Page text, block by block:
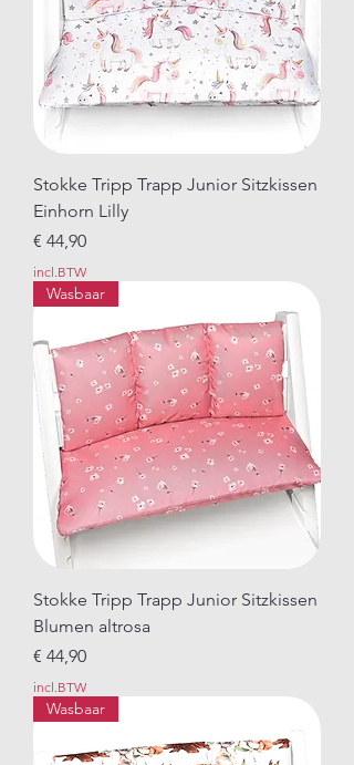
Stokke Tripp Trapp Junior Sitzkissen
Einhorn Lilly
Prijs
€ 44,90
incl.BTW
Wasbaar
Stokke Tripp Trapp Junior Sitzkissen
Blumen altrosa
Prijs
€ 44,90
incl.BTW
Wasbaar